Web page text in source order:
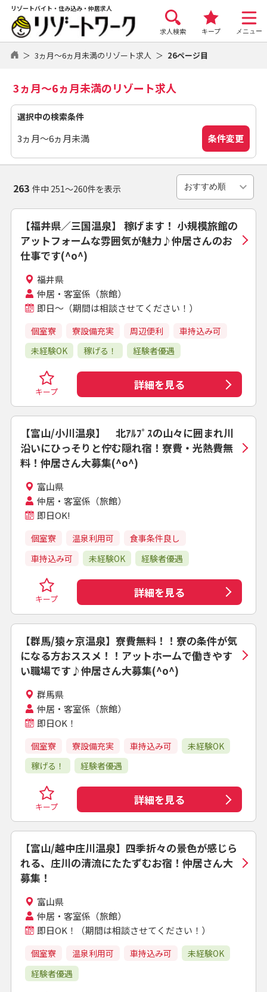
リゾートバイト・住み込み・仲居求人
求人検索 キープ メニュー
3ヵ月～6ヵ月未満のリゾート求人 26ページ目
3ヵ月～6ヵ月未満のリゾート求人
選択中の検索条件
3ヵ月～6ヵ月未満 条件変更
263 件中 251～260件を表示
【福井県／三国温泉】 稼げます！ 小規模旅館の
アットフォームな雰囲気が魅力♪仲居さんのお
仕事です(^o^)
福井県
仲居・客室係（旅館）
即日～（期間は相談させてください！）
個室寮 寮設備充実 周辺便利
車持込み可
未経験OK
稼げる！ 経験者優遇
キープ 詳細を見る
【富山/小川温泉】 北ｱﾙﾌﾟｽの山々に囲まれ川
沿いにひっそりと佇む隠れ宿！寮費・光熱費無
料！仲居さん大募集(^o^)
富山県
仲居・客室係（旅館）
即日OK!
個室寮 温泉利用可
食事条件良し
車持込み可
未経験OK 経験者優遇
キープ 詳細を見る
【群馬/猿ヶ京温泉】寮費無料！！寮の条件が気
になる方おススメ！！アットホームで働きやす
い職場です♪仲居さん大募集(^o^)
群馬県
仲居・客室係（旅館）
即日OK！
個室寮 寮設備充実 車持込み可
未経験OK
稼げる！
経験者優遇
キープ 詳細を見る
【富山/越中庄川温泉】四季折々の景色が感じら
れる、庄川の清流にたたずむお宿！仲居さん大
募集！
富山県
仲居・客室係（旅館）
即日OK！（期間は相談させてください！）
個室寮 温泉利用可 車持込み可
未経験OK
経験者優遇